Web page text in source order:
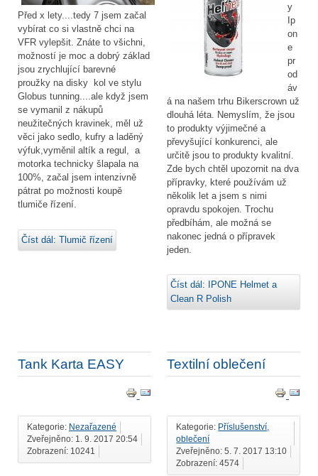
Před x lety....tedy 7 jsem začal
vybírat co si vlastně chci na
VFR vylepšit. Znáte to všichni,
možností je moc a dobrý základ
jsou zrychlující barevné
proužky na disky kol ve stylu
Globus tunning....ale když jsem
se vymanil z nákupů
neužitečných kravinek, měl už
věci jako sedlo, kufry a laděný
výfuk,vyměnil altík a regul, a
motorka technicky šlapala na
100%, začal jsem intenzivně
pátrat po možnosti koupě
tlumiče řízení.
Číst dál: Tlumič řízení
y
Ip
on
e
pr
od
áv
á na našem trhu Bikerscrown už
dlouhá léta. Nemyslím, že jsou
to produkty výjimečné a
převyšující konkurenci, ale
určitě jsou to produkty kvalitní.
Zde bych chtěl upozornit na dva
přípravky, které používám už
několik let a jsem s nimi
opravdu spokojen. Trochu
předbíhám, ale možná se
nakonec jedná o přípravek
jeden.
Číst dál: IPONE Helmet a
Clean R Polish
Tank Karta EASY
Kategorie: Nezařazené
Zveřejněno: 1. 9. 2017 20:54
Zobrazení: 10241
Textilní oblečení
Kategorie: Příslušenství,
oblečení
Zveřejněno: 5. 7. 2017 13:10
Zobrazení: 4574